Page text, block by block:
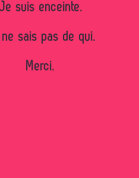
Je suis enceinte.
sais pas de qui.
Merci.